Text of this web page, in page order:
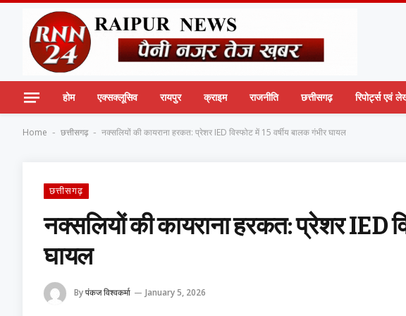
होम एक्सक्लूसिव रायपुर क्राइम राजनीति छत्तीसगढ़ रिपोर्ट्स एवं
Home - छत्तीसगढ़ - नक्सलियों की कायराना हरकत: प्रेशर IED विस्फोट में 15 वर्षीय बालक गंभीर घायल
छत्तीसगढ़
नक्सलियों की कायराना हरकत: प्रेशर IED
घायल
Byपंकज विश्वकर्मा January 5, 2026